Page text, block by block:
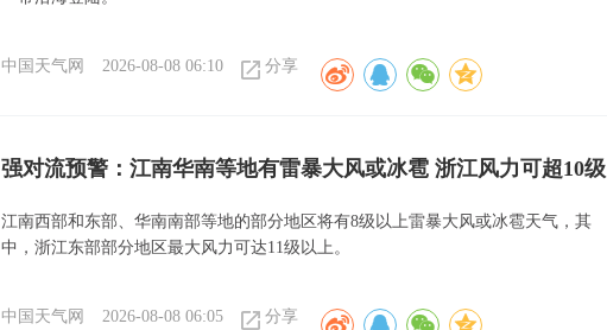
中国天气网 2026-08-08 06:10 分享
强对流预警：江南华南等地有雷暴大风或冰雹 浙江风力可超10级
江南西部和东部、华南南部等地的部分地区将有8级以上雷暴大风或冰雹天气，其
中，浙江东部部分地区最大风力可达11级以上。
中国天气网 2026-08-08 06:05 分享